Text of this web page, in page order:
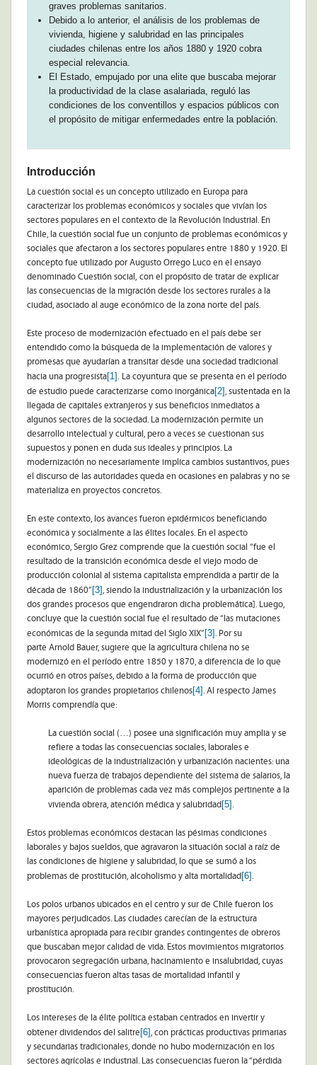
graves problemas sanitarios.
Debido a lo anterior, el análisis de los problemas de
vivienda, higiene y salubridad en las principales
ciudades chilenas entre los años 1880 y 1920 cobra
especial relevancia.
El Estado, empujado por una elite que buscaba mejorar
la productividad de la clase asalariada, reguló las
condiciones de los conventillos y espacios públicos con
el propósito de mitigar enfermedades entre la población.
Introducción
La cuestión social es un concepto utilizado en Europa para
caracterizar los problemas económicos y sociales que vivían los
sectores populares en el contexto de la Revolución Industrial. En
Chile, la cuestión social fue un conjunto de problemas económicos y
sociales que afectaron a los sectores populares entre 1880 y 1920. El
concepto fue utilizado por Augusto Orrego Luco en el ensayo
denominado Cuestión social, con el propósito de tratar de explicar
las consecuencias de la migración desde los sectores rurales a la
ciudad, asociado al auge económico de la zona norte del país.
Este proceso de modernización efectuado en el país debe ser
entendido como la búsqueda de la implementación de valores y
promesas que ayudarían a transitar desde una sociedad tradicional
hacia una progresista[1]. La coyuntura que se presenta en el período
de estudio puede caracterizarse como inorgánica[2] , sustentada en la
llegada de capitales extranjeros y sus beneficios inmediatos a
algunos sectores de la sociedad. La modernización permite un
desarrollo intelectual y cultural, pero a veces se cuestionan sus
supuestos y ponen en duda sus ideales y principios. La
modernización no necesariamente implica cambios sustantivos, pues
el discurso de las autoridades queda en ocasiones en palabras y no se
materializa en proyectos concretos.
En este contexto, los avances fueron epidérmicos beneficiando
económica y socialmente a las élites locales. En el aspecto
económico, Sergio Grez comprende que la cuestión social “fue el
resultado de la transición económica desde el viejo modo de
producción colonial al sistema capitalista emprendida a partir de la
década de 1860” [3] , siendo la industrialización y la urbanización los
dos grandes procesos que engendraron dicha problemática]. Luego,
concluye que la cuestión social fue el resultado de “las mutaciones
económicas de la segunda mitad del Siglo XIX” [3]. Por su
parte Arnold Bauer, sugiere que la agricultura chilena no se
modernizó en el período entre 1850 y 1870, a diferencia de lo que
ocurrió en otros países, debido a la forma de producción que
adoptaron los grandes propietarios chilenos[4]. Al respecto James
Morris comprendía que:
La cuestión social (…) posee una significación muy amplia y se
refiere a todas las consecuencias sociales, laborales e
ideológicas de la industrialización y urbanización nacientes: una
nueva fuerza de trabajos dependiente del sistema de salarios, la
aparición de problemas cada vez más complejos pertinente a la
vivienda obrera, atención médica y salubridad [5].
Estos problemas económicos destacan las pésimas condiciones
laborales y bajos sueldos, que agravaron la situación social a raíz de
las condiciones de higiene y salubridad, lo que se sumó a los
problemas de prostitución, alcoholismo y alta mortalidad [6].
Los polos urbanos ubicados en el centro y sur de Chile fueron los
mayores perjudicados. Las ciudades carecían de la estructura
urbanística apropiada para recibir grandes contingentes de obreros
que buscaban mejor calidad de vida. Estos movimientos migratorios
provocaron segregación urbana, hacinamiento e insalubridad, cuyas
consecuencias fueron altas tasas de mortalidad infantil y
prostitución.
Los intereses de la élite política estaban centrados en invertir y
obtener dividendos del salitre [6] , con prácticas productivas primarias
y secundarias tradicionales, donde no hubo modernización en los
sectores agrícolas e industrial. Las consecuencias fueron la “pérdida